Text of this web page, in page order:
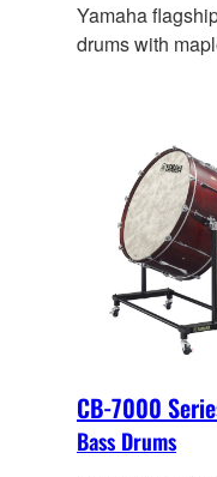
Yamaha
drums with
CB-7000
Bass Drums